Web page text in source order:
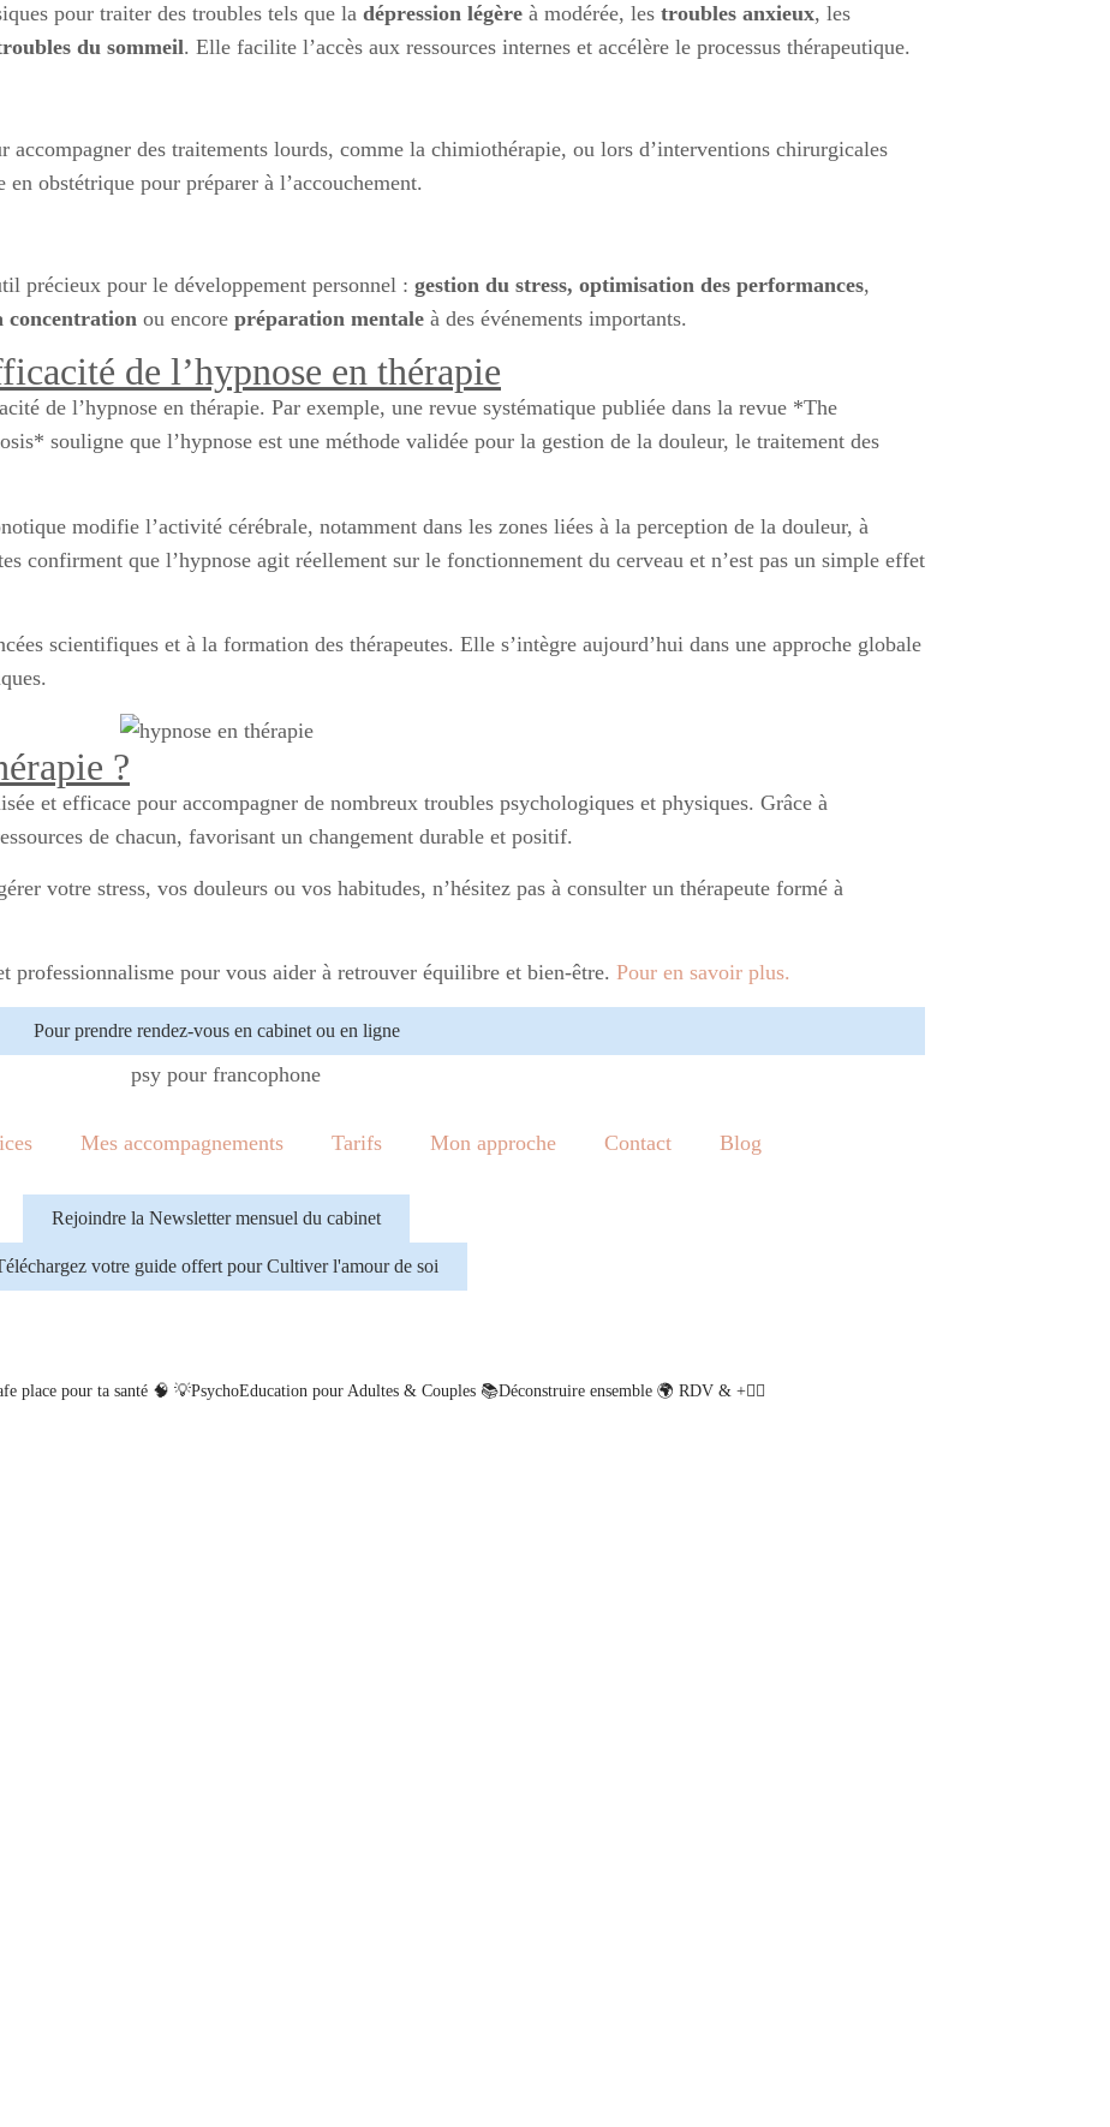
pour traiter des troubles tels que la dépression légère à modérée, les troubles anxieux, les
du sommeil. Elle facilite l’accès aux ressources internes et accélère le processus thérapeutique.
accompagner des traitements lourds, comme la chimiothérapie, ou lors d’interventions chirurgicales
obstétrique pour préparer à l’accouchement.
précieux pour le développement personnel : gestion du stress, optimisation des performances,
concentration ou encore préparation mentale à des événements importants.
de l’hypnose en thérapie
de l’hypnose en thérapie. Par exemple, une revue systématique publiée dans la revue *The
souligne que l’hypnose est une méthode validée pour la gestion de la douleur, le traitement des
modifie l’activité cérébrale, notamment dans les zones liées à la perception de la douleur, à
confirment que l’hypnose agit réellement sur le fonctionnement du cerveau et n’est pas un simple effet
scientifiques et à la formation des thérapeutes. Elle s’intègre aujourd’hui dans une approche globale
?
et efficace pour accompagner de nombreux troubles psychologiques et physiques. Grâce à
de chacun, favorisant un changement durable et positif.
votre stress, vos douleurs ou vos habitudes, n’hésitez pas à consulter un thérapeute formé à
pour vous aider à retrouver équilibre et bien-être. Pour en savoir plus.
Pour prendre rendez-vous en cabinet ou en ligne
Mes accompagnements Tarifs Mon approche Contact Blog
Rejoindre la Newsletter mensuel du cabinet
votre guide offert pour Cultiver l'amour de soi
place pour ta santé 🧠 💡PsychoEducation pour Adultes & Couples 📚Déconstruire ensemble 🌍 RDV & +👇🏾